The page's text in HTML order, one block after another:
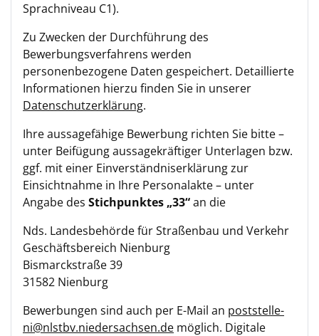
Sprachniveau C1).
Zu Zwecken der Durchführung des
Bewerbungsverfahrens werden
personenbezogene Daten gespeichert. Detaillierte
Informationen hierzu finden Sie in unserer
Datenschutzerklärung.
Ihre aussagefähige Bewerbung richten Sie bitte –
unter Beifügung aussagekräftiger Unterlagen bzw.
ggf. mit einer Einverständniserklärung zur
Einsichtnahme in Ihre Personalakte – unter
Angabe des Stichpunktes „33“an die
Nds. Landesbehörde für Straßenbau und Verkehr
Geschäftsbereich Nienburg
Bismarckstraße 39
31582 Nienburg
Bewerbungen sind auch per E-Mail an poststelle-
ni@nlstbv.niedersachsen.de möglich. Digitale